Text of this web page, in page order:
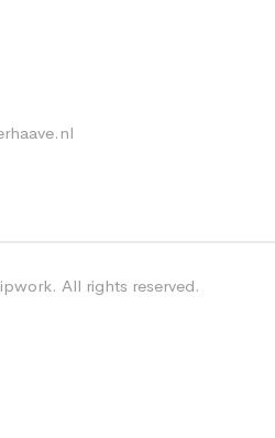
All rights reserved.